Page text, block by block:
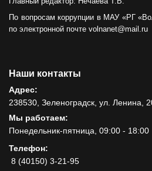
По вопросам коррупции в МАУ «РГ
по электронной почте volnanet@mail.ru
Наши контакты
Адрес:
238530, Зеленоградск, ул. Ленина,
Мы работаем:
Понедельник-пятница, 09:00 - 18:00
Телефон:
8 (40150) 3-21-95